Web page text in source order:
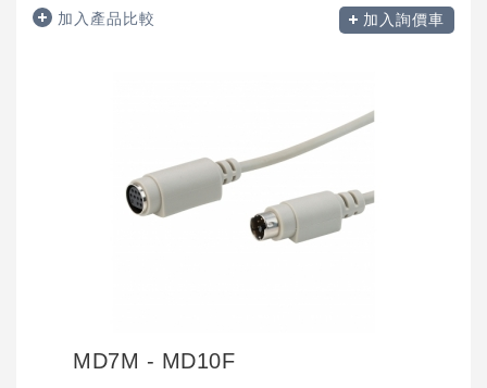
加入產品比較 加入詢價車
MD7M - MD10F